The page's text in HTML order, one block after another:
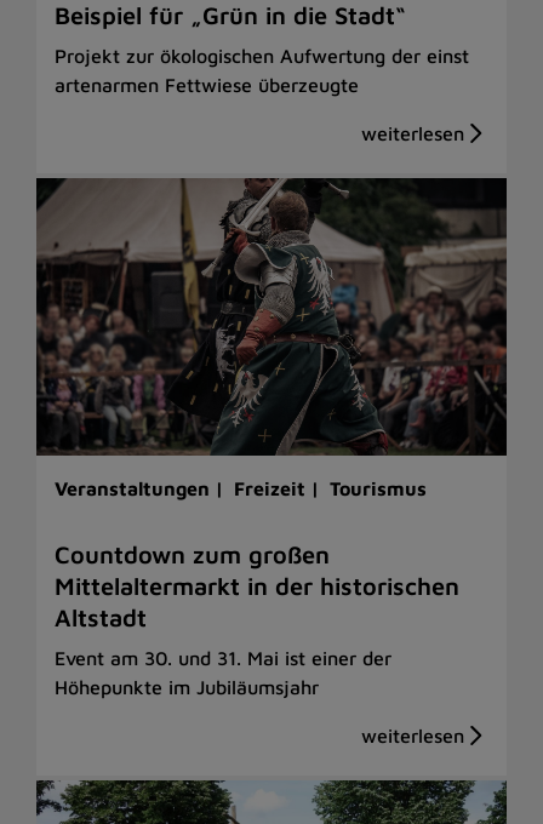
Beispiel für „Grün in die Stadt“
Projekt zur ökologischen Aufwertung der einst
artenarmen Fettwiese überzeugte
Veranstaltungen | Freizeit | Tourismus
Countdown zum großen
Mittelaltermarkt in der historischen
Altstadt
Event am 30. und 31. Mai ist einer der
Höhepunkte im Jubiläumsjahr